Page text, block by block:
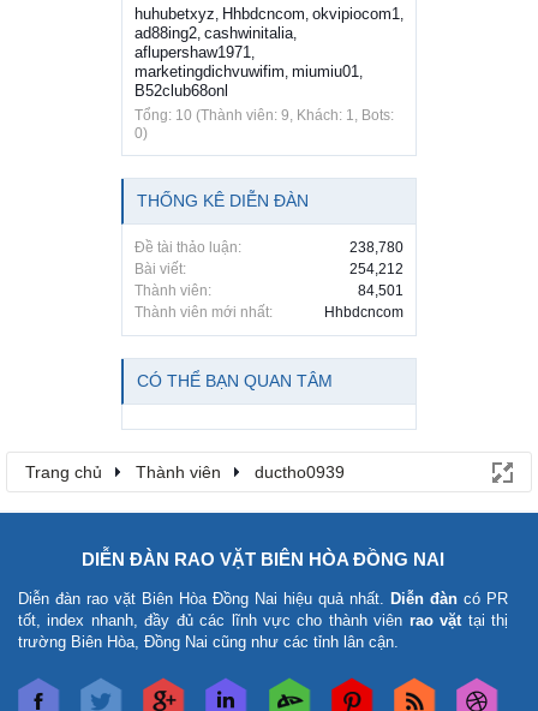
huhubetxyz, Hhbdcncom, okvipiocom1,
ad88ing2, cashwinitalia,
aflupershaw1971,
marketingdichvuwifim, miumiu01,
B52club68onl
Tổng: 10 (Thành viên: 9, Khách: 1, Bots:
0)
THỐNG KÊ DIỄN ĐÀN
Đề tài thảo luận:
238,780
Bài viết:
254,212
Thành viên:
84,501
Thành viên mới nhất:
Hhbdcncom
CÓ THỂ BẠN QUAN TÂM
Trang chủ Thành viên ductho0939
DIỄN ĐÀN RAO VẶT BIÊN HÒA ĐỒNG NAI
Diễn đàn rao vặt Biên Hòa Đồng Nai hiệu quả nhất. Diễn đàn có PR
tốt, index nhanh, đầy đủ các lĩnh vực cho thành viên rao vặttại thị
trường Biên Hòa, Đồng Nai cũng như các tỉnh lân cận.